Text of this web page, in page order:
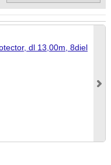
dl 13,00m, 8diel